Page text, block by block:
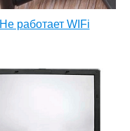
Не работает WIFi